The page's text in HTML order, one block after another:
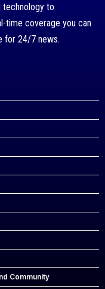
technology to
time coverage you can
for 24/7 news.
Community